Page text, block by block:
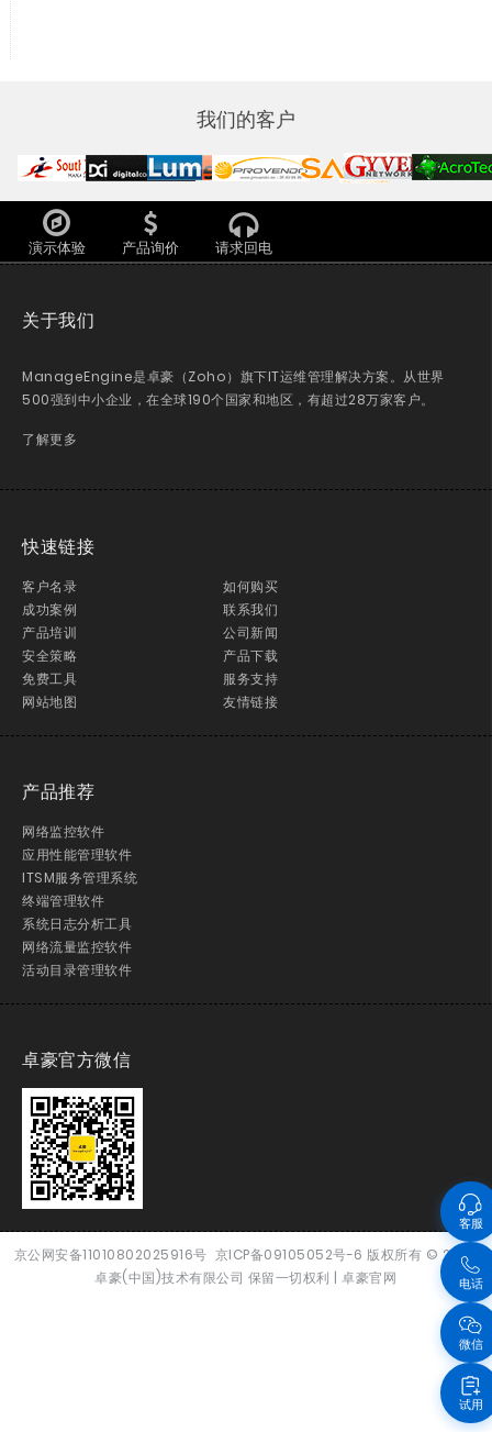
我们的客户
演示体验 产品询价 请求回电
关于我们
ManageEngine是卓豪（Zoho）旗下IT运维管理解决方案。从世界
500强到中小企业，在全球190个国家和地区，有超过28万家客户。
了解更多
快速链接
客户名录
成功案例
产品培训
安全策略
免费工具
网站地图
如何购买
联系我们
公司新闻
产品下载
服务支持
友情链接
产品推荐
网络监控软件
应用性能管理软件
ITSM服务管理系统
终端管理软件
系统日志分析工具
网络流量监控软件
活动目录管理软件
卓豪官方微信
京公网安备11010802025916号 京ICP备09105052号-6 版权所有 © 2026
卓豪(中国)技术有限公司 保留一切权利 |卓豪官网
客服
电话
微信
试用